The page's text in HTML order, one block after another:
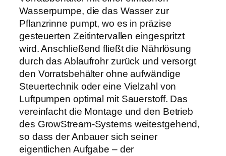
Wasserpumpe, die das Wasser zur
Pflanzrinne pumpt, wo es in präzise
gesteuerten Zeitintervallen eingespritzt
wird. Anschließend fließt die Nährlösung
durch das Ablaufrohr zurück und versorgt
den Vorratsbehälter ohne aufwändige
Steuertechnik oder eine Vielzahl von
Luftpumpen optimal mit Sauerstoff. Das
vereinfacht die Montage und den Betrieb
des GrowStream-Systems weitestgehend,
so dass der Anbauer sich seiner
eigentlichen Aufgabe – der